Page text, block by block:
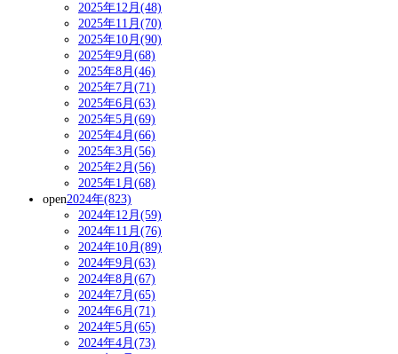
2025年12月(48)
2025年11月(70)
2025年10月(90)
2025年9月(68)
2025年8月(46)
2025年7月(71)
2025年6月(63)
2025年5月(69)
2025年4月(66)
2025年3月(56)
2025年2月(56)
2025年1月(68)
open2024年(823)
2024年12月(59)
2024年11月(76)
2024年10月(89)
2024年9月(63)
2024年8月(67)
2024年7月(65)
2024年6月(71)
2024年5月(65)
2024年4月(73)